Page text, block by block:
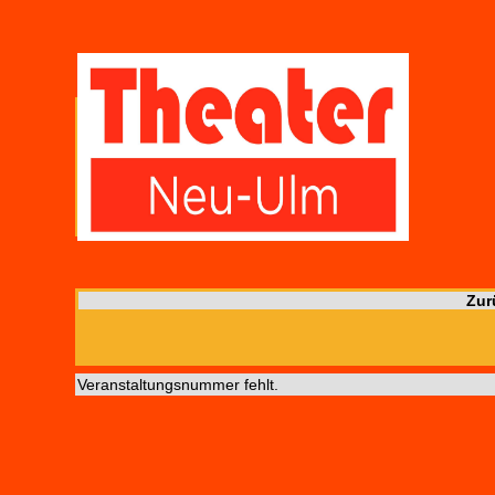
Veranstaltungsnummer fehlt.